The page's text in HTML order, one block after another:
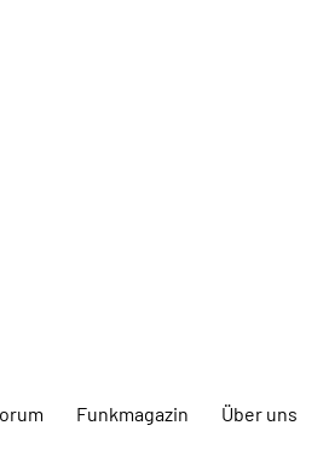
Funkmagazin Über uns